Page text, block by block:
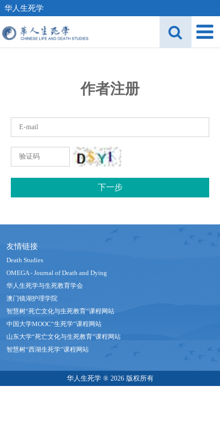
华人生死学
作者注册
友情链接
Death Studies
OMEGA - Journal of Death and Dying
华人生死学与生死教育学会
澳门镜湖护理学院
智慧树“死亡文化与生死教育”课程网站
中国大学MOOC“生死学”课程网站
山东大学“死亡文化与生死教育”课程网站
智慧树“西湖生死学”课程网站
华人生死学 ® 2026 版权所有